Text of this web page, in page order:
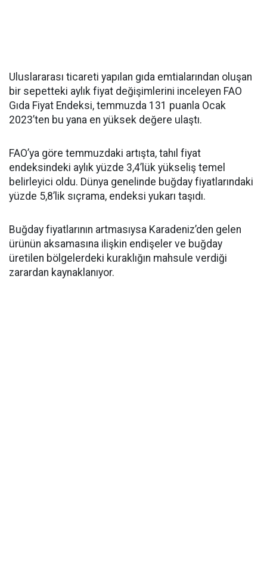
Uluslararası ticareti yapılan gıda emtialarından oluşan
bir sepetteki aylık fiyat değişimlerini inceleyen FAO
Gıda Fiyat Endeksi, temmuzda 131 puanla Ocak
2023’ten bu yana en yüksek değere ulaştı.
FAO’ya göre temmuzdaki artışta, tahıl fiyat
endeksindeki aylık yüzde 3,4’lük yükseliş temel
belirleyici oldu. Dünya genelinde buğday fiyatlarındaki
yüzde 5,8’lik sıçrama, endeksi yukarı taşıdı.
Buğday fiyatlarının artmasıysa Karadeniz’den gelen
ürünün aksamasına ilişkin endişeler ve buğday
üretilen bölgelerdeki kuraklığın mahsule verdiği
zarardan kaynaklanıyor.